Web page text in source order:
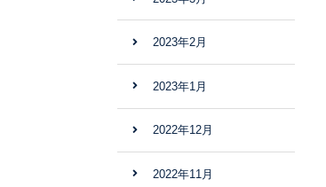
2023年2月
2023年1月
2022年12月
2022年11月